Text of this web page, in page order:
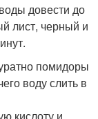
довести до
лист, черный и
помидоры
воду слить в
кислоту и